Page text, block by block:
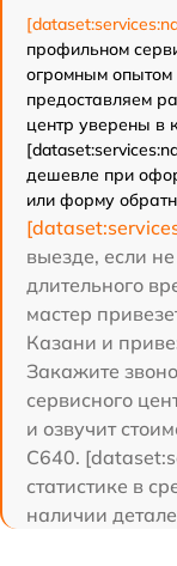
профильном
огромным опытом
предоставляем
центр уверены в
дешевле при
или форму
выезде, если
длительного
мастер
Казани и
Закажите
сервисного
и озвучит
C640.
статистике в
наличии